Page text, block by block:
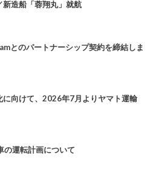
造船「蓉翔丸」就航
とのパートナーシップ契約を締結しま
に向けて、2026年7月よりヤマト運輸
の運転計画について